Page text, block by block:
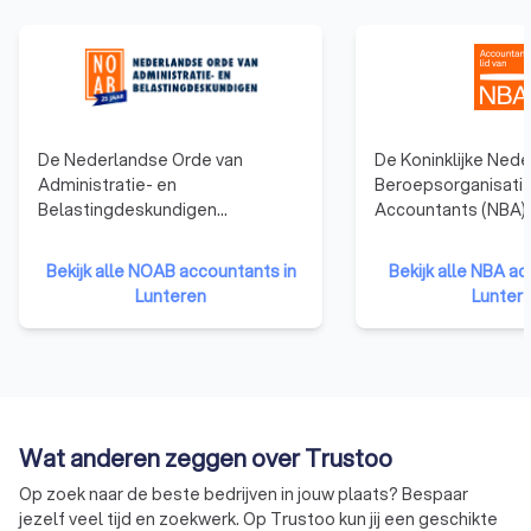
De Nederlandse Orde van
Administratie- en
Belastingdeskundigen
bedrijven en ondernemers,
ondersteunt
administratiekantoren en
belastingadviseurs, en zorgt
gespecialiseerd is in
administratieve en fiscale
dienstverlening voor mkb-
Bekijk alle NOAB accountants in
Lunteren
De Koninklijke
Accountants (NBA)
in Nederland en
ondersteuning op
opleiding en
accountant heeft
accountants vaker
en leidinggevende
vervullen.
Bekijk alle NBA
Wat anderen zeggen over Trustoo
Op zoek naar de beste bedrijven in jouw plaats? Bespaar
jezelf veel tijd en zoekwerk. Op Trustoo kun jij een geschikte